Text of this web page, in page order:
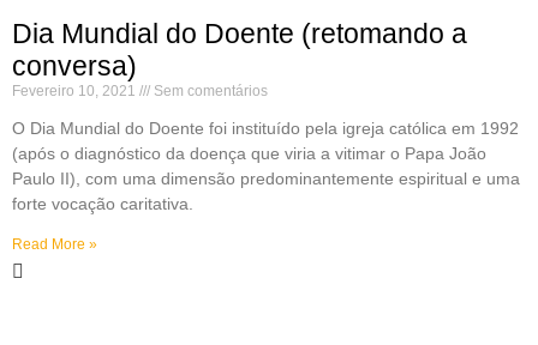
Dia Mundial do Doente (retomando a
conversa)
Fevereiro 10, 2021 Sem comentários
O Dia Mundial do Doente foi instituído pela igreja católica em 1992
(após o diagnóstico da doença que viria a vitimar o Papa João
Paulo II), com uma dimensão predominantemente espiritual e uma
forte vocação caritativa.
Read More »